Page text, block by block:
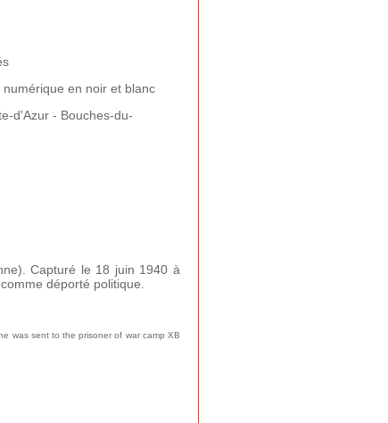
numérique en noir et blanc
d'Azur - Bouches-du-
Capturé le 18 juin 1940 à
déporté politique.
was sent to the prisoner of war camp XB